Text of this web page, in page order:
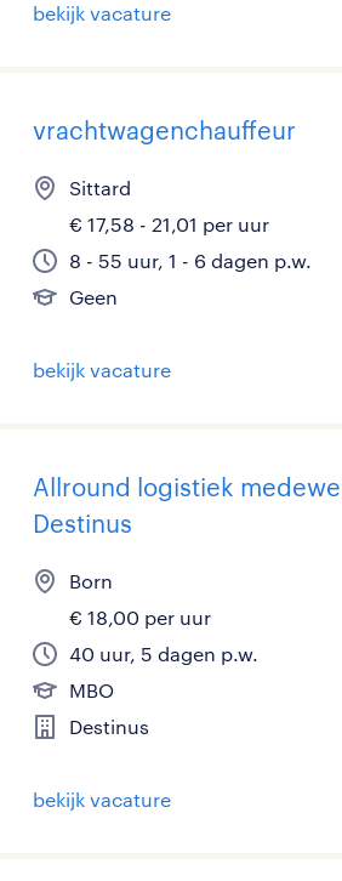
bekijk vacature
vrachtwagenchauffeur
Sittard
€ 17,58 - 21,01 per uur
8 - 55 uur, 1 - 6 dagen p.w.
Geen
bekijk vacature
Allround logistiek
Destinus
Born
€ 18,00 per uur
40 uur, 5 dagen p.w.
MBO
Destinus
bekijk vacature